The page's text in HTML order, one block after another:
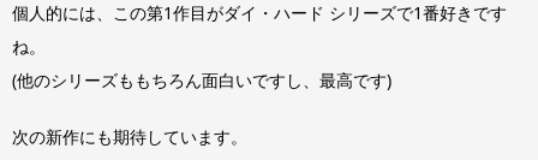
個人的には、この第1作目がダイ・ハード シリーズで1番好きです
ね。
(他のシリーズももちろん面白いですし、最高です)
次の新作にも期待しています。